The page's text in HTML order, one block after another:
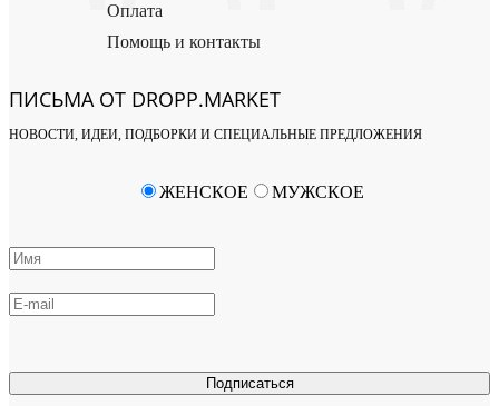
Оплата
Помощь и контакты
ПИСЬМА ОТ DROPP.MARKET
НОВОСТИ, ИДЕИ, ПОДБОРКИ И СПЕЦИАЛЬНЫЕ ПРЕДЛОЖЕНИЯ
Подписаться
ЖЕНСКОЕ МУЖСКОЕ